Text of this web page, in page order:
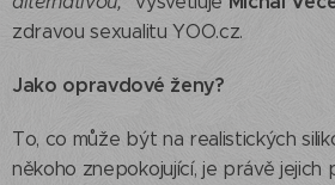
zdravou sexualitu YOO.cz.
Jako opravdové ženy?
To, co může být na realistických
někoho znepokojující, je právě jejich